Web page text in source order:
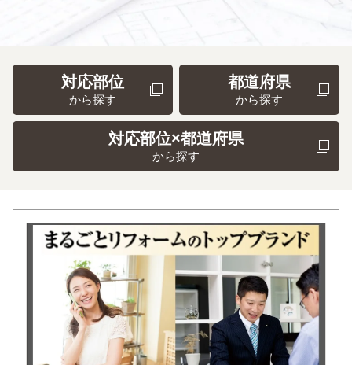
対応部位
から探す
都道府県
から探す
対応部位×都道府県
から探す